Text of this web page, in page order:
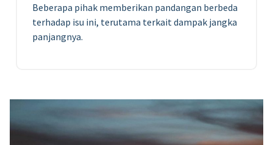
Beberapa pihak memberikan pandangan berbeda
terhadap isu ini, terutama terkait dampak jangka
panjangnya.